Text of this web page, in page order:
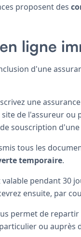
proposent des
ligne
d'une
une
de l'assureur ou
souscription
tous les
temporaire.
pendant 30
ensuite, par
permet de
ou auprès